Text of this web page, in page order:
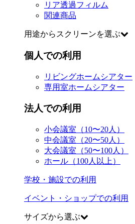
リア透過フィルム
関連商品
用途からスクリーンを選ぶ
個人での利用
リビングホームシアター
専用室ホームシアター
法人での利用
小会議室（10〜20人）
中会議室（20〜50人）
大会議室（50〜100人）
ホール（100人以上）
学校・施設での利用
イベント・ショップでの利用
サイズから選ぶ